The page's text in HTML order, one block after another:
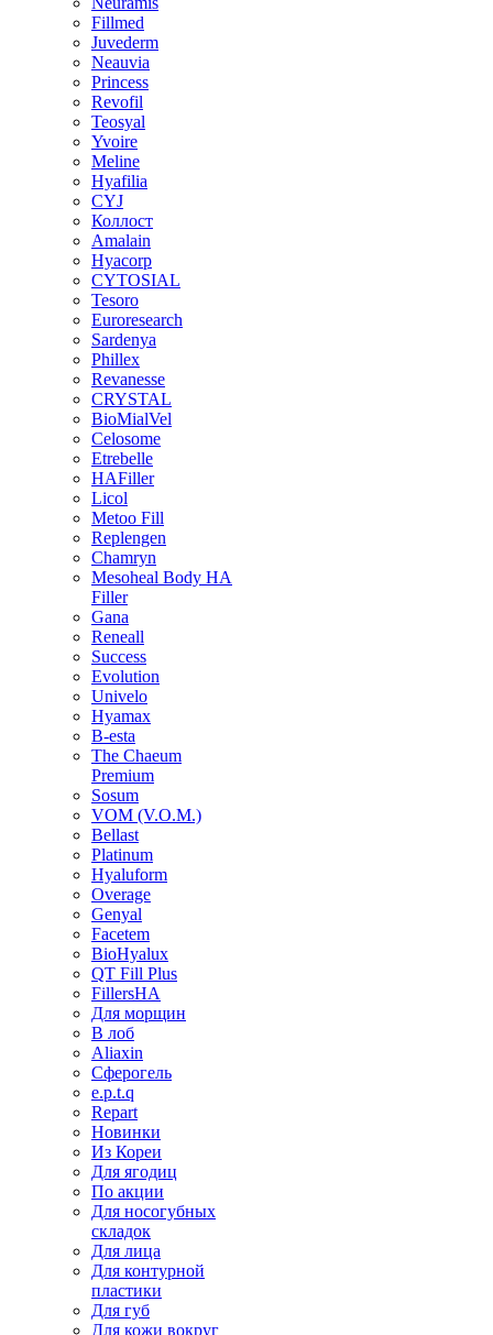
Fillmed
Juvederm
Neauvia
Princess
Revofil
Teosyal
Yvoire
Meline
Hyafilia
CYJ
Коллост
Amalain
Hyacorp
CYTOSIAL
Tesoro
Euroresearch
Sardenya
Phillex
Revanesse
CRYSTAL
BioMialVel
Celosome
Etrebelle
HAFiller
Licol
Metoo Fill
Replengen
Chamryn
Mesoheal Body HA
Filler
Gana
Reneall
Success
Evolution
Univelo
Hyamax
B-esta
The Chaeum
Premium
Sosum
VOM (V.O.M.)
Bellast
Platinum
Hyaluform
Overage
Genyal
Facetem
BioHyalux
QT Fill Plus
FillersHA
Для морщин
В лоб
Aliaxin
Сферогель
e.p.t.q
Repart
Новинки
Из Кореи
Для ягодиц
По акции
Для носогубных
складок
Для лица
Для контурной
пластики
Для губ
Для кожи вокруг